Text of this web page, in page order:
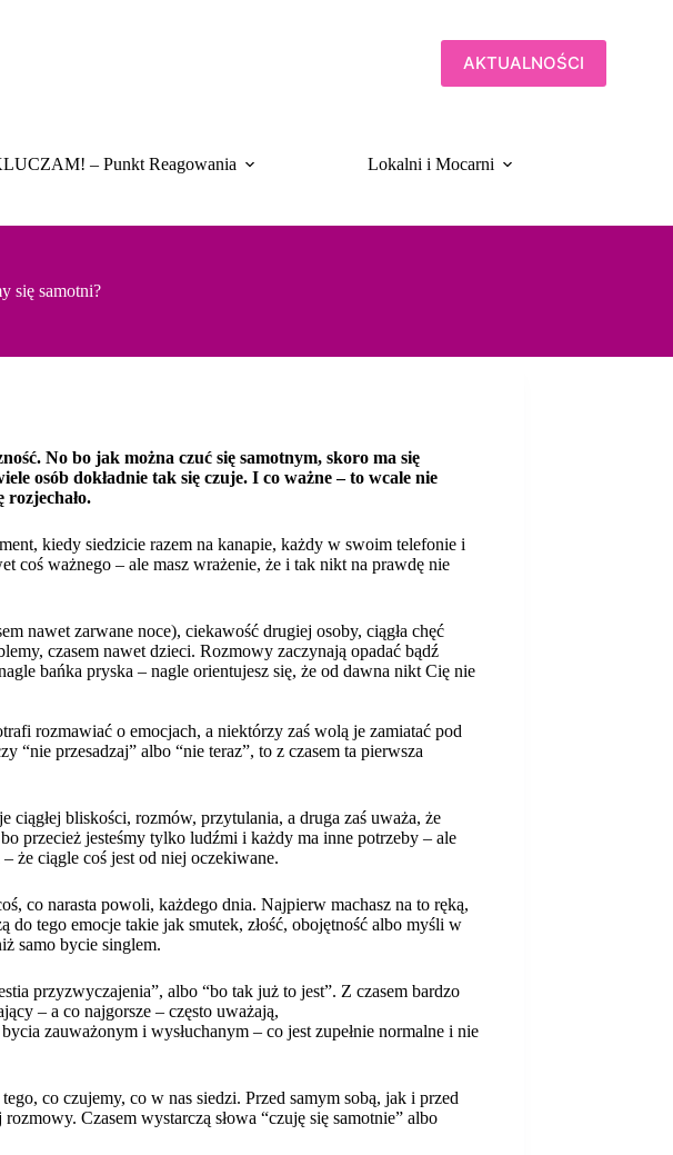
AKTUALNOŚCI
– Punkt Reagowania Lokalni i Mocarni
się samotni?
No bo jak można czuć się samotnym, skoro ma się
osób dokładnie tak się czuje. I co ważne – to wcale nie
rozjechało.
kiedy siedzicie razem na kanapie, każdy w swoim telefonie i
coś ważnego – ale masz wrażenie, że i tak nikt na prawdę nie
nawet zarwane noce), ciekawość drugiej osoby, ciągła chęć
czasem nawet dzieci. Rozmowy zaczynają opadać bądź
bańka pryska – nagle orientujesz się, że od dawna nikt Cię nie
rozmawiać o emocjach, a niektórzy zaś wolą je zamiatać pod
“nie przesadzaj” albo “nie teraz”, to z czasem ta pierwsza
ciągłej bliskości, rozmów, przytulania, a druga zaś uważa, że
przecież jesteśmy tylko ludźmi i każdy ma inne potrzeby – ale
że ciągle coś jest od niej oczekiwane.
co narasta powoli, każdego dnia. Najpierw machasz na to ręką,
tego emocje takie jak smutek, złość, obojętność albo myśli w
samo bycie singlem.
przyzwyczajenia”, albo “bo tak już to jest”. Z czasem bardzo
– a co najgorsze – często uważają,
zauważonym i wysłuchanym – co jest zupełnie normalne i nie
co czujemy, co w nas siedzi. Przed samym sobą, jak i przed
Czasem wystarczą słowa “czuję się samotnie” albo